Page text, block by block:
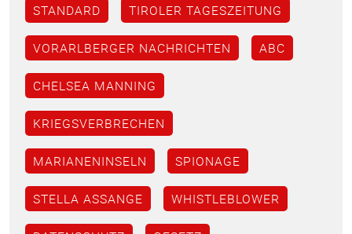
STANDARD TIROLER TAGESZEITUNG
VORARLBERGER NACHRICHTEN ABC
CHELSEA MANNING
KRIEGSVERBRECHEN
MARIANENINSELN SPIONAGE
STELLA ASSANGE WHISTLEBLOWER